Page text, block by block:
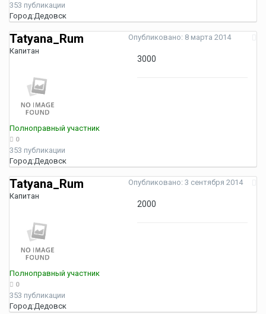
353 публикации
Город:Дедовск
Tatyana_Rum
Капитан
Полноправный участник
0
353 публикации
Город:Дедовск
Опубликовано: 8 марта 2014
3000
Tatyana_Rum
Капитан
Полноправный участник
0
353 публикации
Город:Дедовск
Опубликовано: 3 сентября 2014
2000